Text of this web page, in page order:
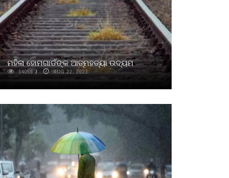
ମହିଳା ହୋମଗାର୍ଡଙ୍କ ଆତ୍ମହତ୍ୟା ଉଦ୍ୟମ
14059 AUG 22, 2023